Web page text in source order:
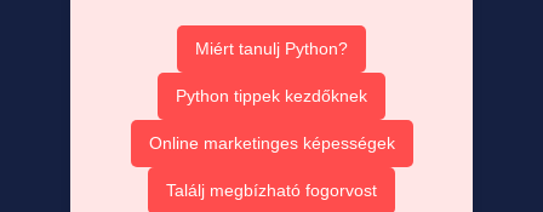
Miért tanulj Python?
Python tippek kezdőknek
Online marketinges képességek
Találj megbízható fogorvost